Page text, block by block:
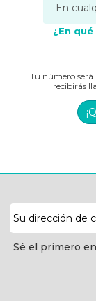
¿En
Tu número
recibirás
de
correo
electrónico
Sé el primero